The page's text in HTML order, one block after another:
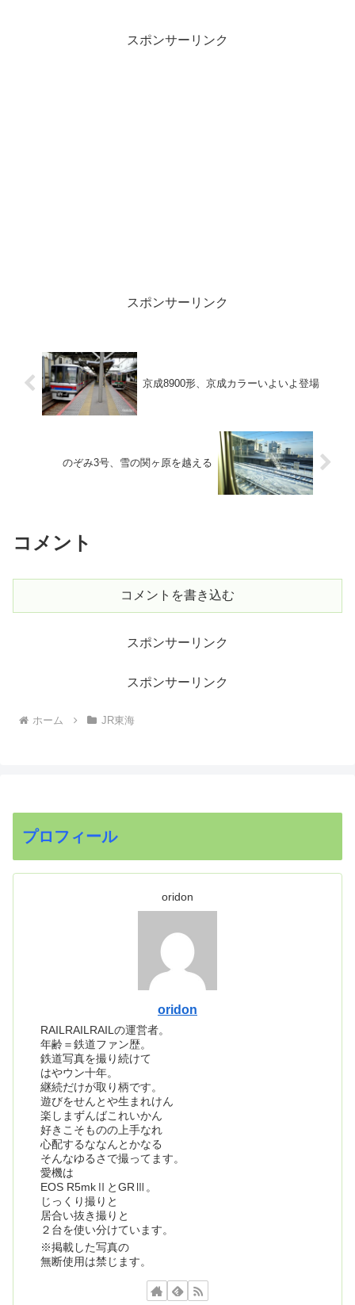
スポンサーリンク
スポンサーリンク
京成8900形、京成カラーいよいよ登場
のぞみ3号、雪の関ヶ原を越える
コメント
コメントを書き込む
スポンサーリンク
スポンサーリンク
ホーム JR東海
プロフィール
oridon
oridon
RAILRAILRAILの運営者。
年齢＝鉄道ファン歴。
鉄道写真を撮り続けて
はやウン十年。
継続だけが取り柄です。
遊びをせんとや生まれけん
楽しまずんばこれいかん
好きこそものの上手なれ
心配するななんとかなる
そんなゆるさで撮ってます。
愛機は
EOS R5mkⅡとGRⅢ。
じっくり撮りと
居合い抜き撮りと
２台を使い分けています。
※掲載した写真の
無断使用は禁じます。